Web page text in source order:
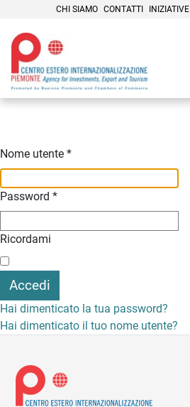
CHI SIAMO CONTATTI INIZIATIVE
Nome utente *
Password *
Ricordami
Accedi
Hai dimenticato la tua password?
Hai dimenticato il tuo nome utente?